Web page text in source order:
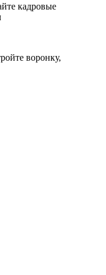
кадровые
воронку,